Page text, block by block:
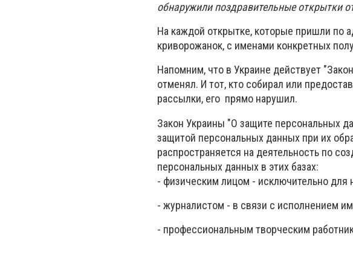
обнаружили поздравительные открытки
На каждой открытке, которые пришли по
криворожанок, с именами конкретных
Напомним, что в Украине действует
отменял. И тот, кто собирал или
рассылки, его прямо нарушил.
Закон Украины "О защите персональных
защитой персональных данных при их
распространяется на деятельность по
персональных данных в этих базах:
- физическим лицом - исключительно
- журналистом - в связи с исполнением
- профессиональным творческим